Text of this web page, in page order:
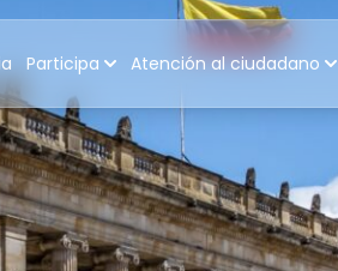
Participa Atención al ciudadano